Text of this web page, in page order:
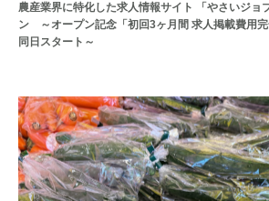
農産業界に特化した求人情報サイト 「やさいジョ
ン ～オープン記念「初回3ヶ月間 求人掲載費用
同日スタート～